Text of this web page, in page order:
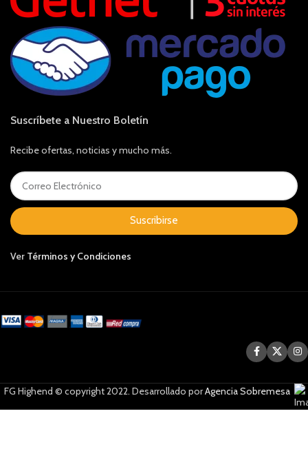
Suscríbete a Nuestro Boletín
Recibe ofertas, noticias y mucho más.
Suscribirse
Ver Términos y Condiciones
FG Highend © copyright 2022. Desarrollado porAgencia Sobremesa